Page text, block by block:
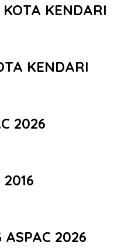
KENDARI
KENDARI
2026
ASPAC 2026